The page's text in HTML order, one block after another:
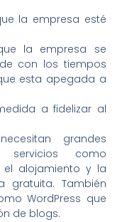
la empresa esté
la empresa se
con los tiempos
esta apegada a
a fidelizar al
grandes
servicios como
alojamiento y la
También
WordPress que
de blogs.